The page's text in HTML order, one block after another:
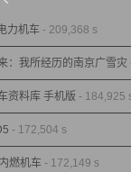
力机车 - 209,368 s
：我所经历的南京广雪灾
资料库 手机版 - 184,925
- 172,504 s
燃机车 - 172,149 s